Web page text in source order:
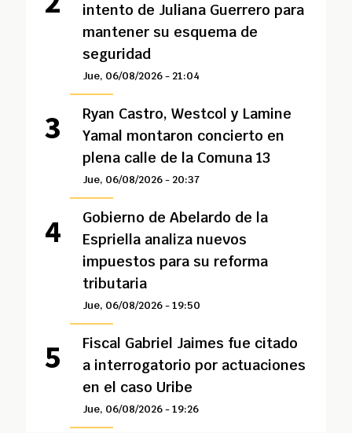
intento de Juliana Guerrero para
mantener su esquema de
seguridad
Jue, 06/08/2026 - 21:04
Ryan Castro, Westcol y Lamine
Yamal montaron concierto en
plena calle de la Comuna 13
Jue, 06/08/2026 - 20:37
Gobierno de Abelardo de la
Espriella analiza nuevos
impuestos para su reforma
tributaria
Jue, 06/08/2026 - 19:50
Fiscal Gabriel Jaimes fue citado
a interrogatorio por actuaciones
en el caso Uribe
Jue, 06/08/2026 - 19:26